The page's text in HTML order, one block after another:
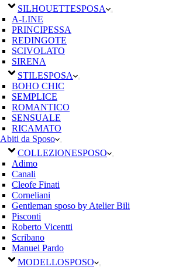
SILHOUETTESPOSA
A-LINE
PRINCIPESSA
REDINGOTE
SCIVOLATO
SIRENA
STILESPOSA
BOHO CHIC
SEMPLICE
ROMANTICO
SENSUALE
RICAMATO
Abiti da Sposo
COLLEZIONESPOSO
Adimo
Canali
Cleofe Finati
Corneliani
Gentleman sposo by Atelier Bili
Pisconti
Roberto Vicentti
Scribano
Manuel Pardo
MODELLOSPOSO